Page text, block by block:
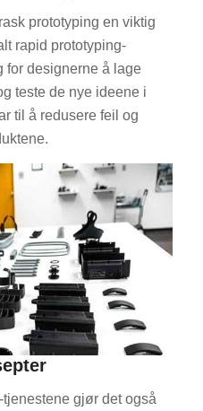
prototyping en viktig
rapid prototyping-
for designerne å lage
teste de nye ideene i
til å redusere feil og
gjør det også